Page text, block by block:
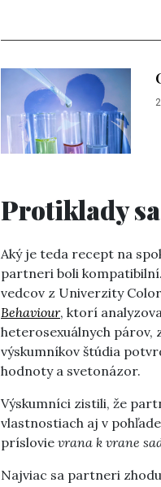
Protiklady
Aký je teda recept na
partneri boli
vedcov z Univerzity
Behaviour, ktorí
heterosexuálnych párov,
výskumníkov štúdia
hodnoty a svetonázor.
Výskumníci zistili, že
vlastnostiach aj v
príslovie vrana k vrane
Najviac sa partneri